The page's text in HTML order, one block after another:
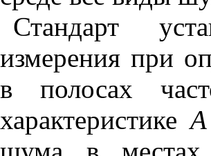
Стандарт
измерения при
в полосах
характеристикеА